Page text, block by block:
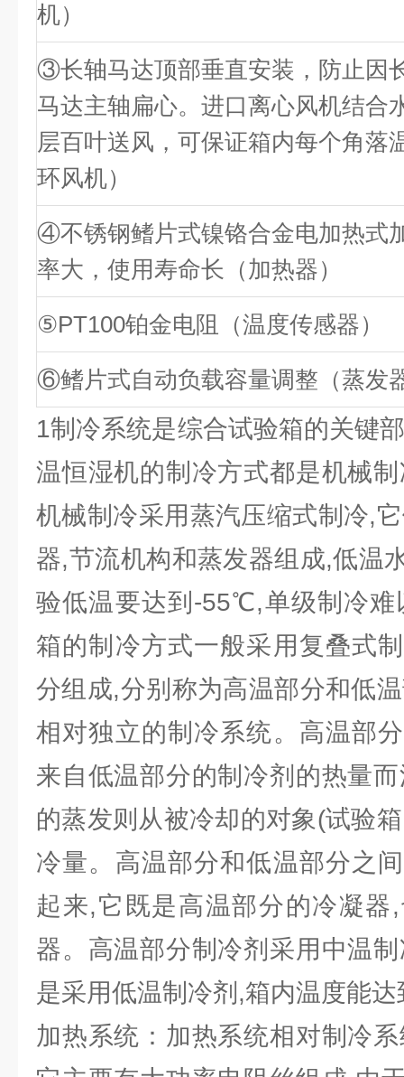
机）
③长轴马达顶部垂直安装，防止因
马达主轴扁心。进口离心风机结合
层百叶送风，可保证箱内每个角落
环风机）
④不锈钢鳍片式镍铬合金电加热式
率大，使用寿命长（加热器）
⑤PT100铂金电阻（温度传感器）
⑥鳍片式自动负载容量调整（蒸发
1制冷系统是综合试验箱的关键
温恒湿机的制冷方式都是机械
机械制冷采用蒸汽压缩式制冷,
器,节流机构和蒸发器组成,低温
验低温要达到-55℃,单级制冷难
箱的制冷方式一般采用复叠式
分组成,分别称为高温部分和低
相对独立的制冷系统。高温部
来自低温部分的制冷剂的热量
的蒸发则从被冷却的对象(试验
冷量。高温部分和低温部分之
起来,它既是高温部分的冷凝器
器。高温部分制冷剂采用中温
是采用低温制冷剂,箱内温度能
加热系统：加热系统相对制冷